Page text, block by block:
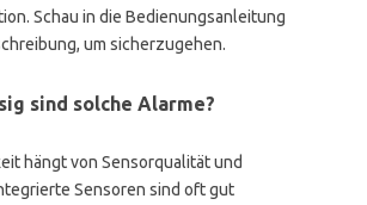
Schau in die Bedienungsanleitung
um sicherzugehen.
sind solche Alarme?
hängt von Sensorqualität und
Sensoren sind oft gut